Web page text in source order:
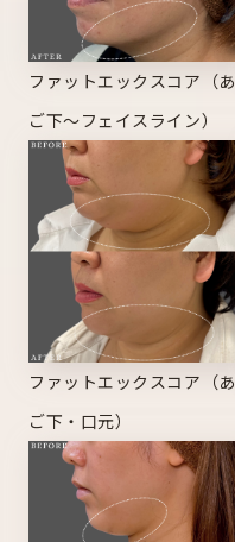
ファットエックスコア（あ
ご下～フェイスライン）
ファットエックスコア（あ
ご下・口元）